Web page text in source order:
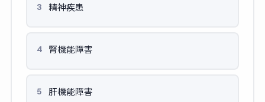
3 精神疾患
4 腎機能障害
5 肝機能障害